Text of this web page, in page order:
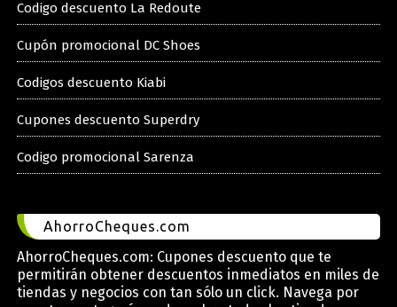
Codigo descuento La Redoute
Cupón promocional DC Shoes
Codigos descuento Kiabi
Cupones descuento Superdry
Codigo promocional Sarenza
AhorroCheques.com
AhorroCheques.com: Cupones descuento que te
permitirán obtener descuentos inmediatos en miles de
tiendas y negocios con tan sólo un click. Navega por